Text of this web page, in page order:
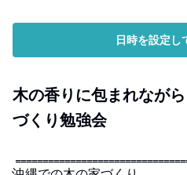
日時を設定し
木の香りに包まれなが
づくり勉強会